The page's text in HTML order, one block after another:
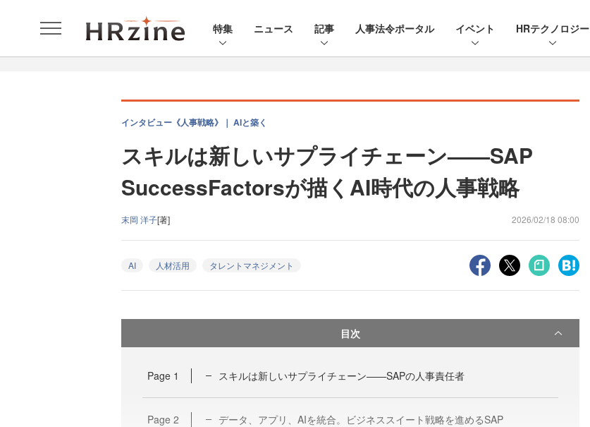
特集 ニュース 記事 人事法令ポータル イベント HRテクノロジー
インタビュー《人事戦略》｜ AIと築く
スキルは新しいサプライチェーン——SAP
SuccessFactorsが描くAI時代の人事戦略
末岡 洋子[著] 2026/02/18 08:00
AI 人材活用 タレントマネジメント
目次
Page 1 スキルは新しいサプライチェーン——SAPの人事責任者
Page 2 データ、アプリ、AIを統合。ビジネススイート戦略を進めるSAP